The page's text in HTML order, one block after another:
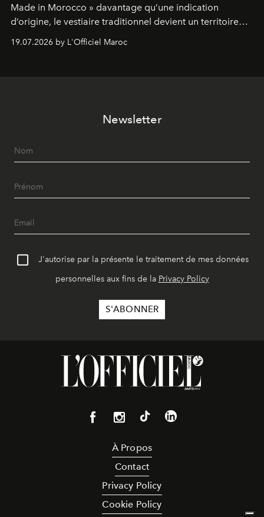
Made in Morocco » davantage qu’une indication
d’origine, le vestiaire traditionnel devient un territoire
révise les proportions et les usages pour l’inscrire dans
19.07.2026 by L'Officiel Maroc
Newsletter
J'autorise par la présente le traitement de mes données
personnelles aux fins de la Privacy Policy
À Propos
Contact
Privacy Policy
Cookie Policy